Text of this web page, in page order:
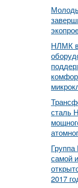
НЛМК
сталь
самой
2017